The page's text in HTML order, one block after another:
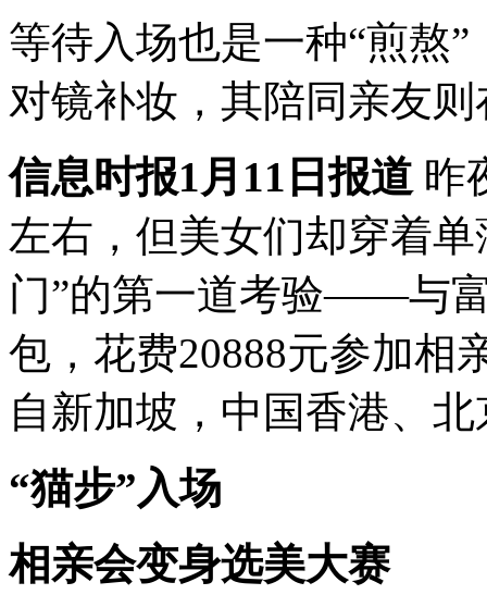
等待入场也是一种“煎熬
对镜补妆，其陪同亲友
信息时报1月11日报道 昨
左右，但美女们却穿着
门”的第一道考验——与
包，花费20888元参加相
自新加坡，中国香港、
“猫步”入场
相亲会变身选美大赛